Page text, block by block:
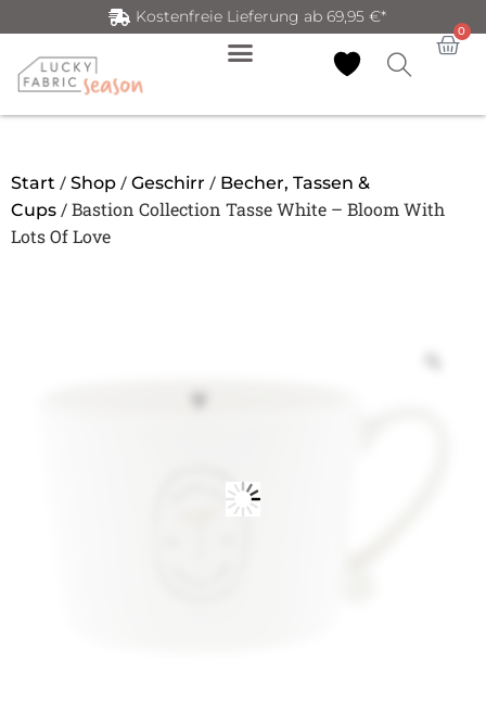
Kostenfreie Lieferung ab 69,95 €*
0
Start / Shop / Geschirr / Becher, Tassen &
Cups / Bastion Collection Tasse White – Bloom With
Lots Of Love